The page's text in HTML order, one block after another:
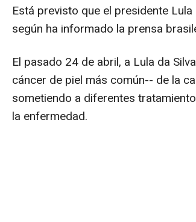
Está previsto que el presidente
según ha informado la prensa
El pasado 24 de abril, a Lula da
cáncer de piel más común-- de la
sometiendo a diferentes
la enfermedad.